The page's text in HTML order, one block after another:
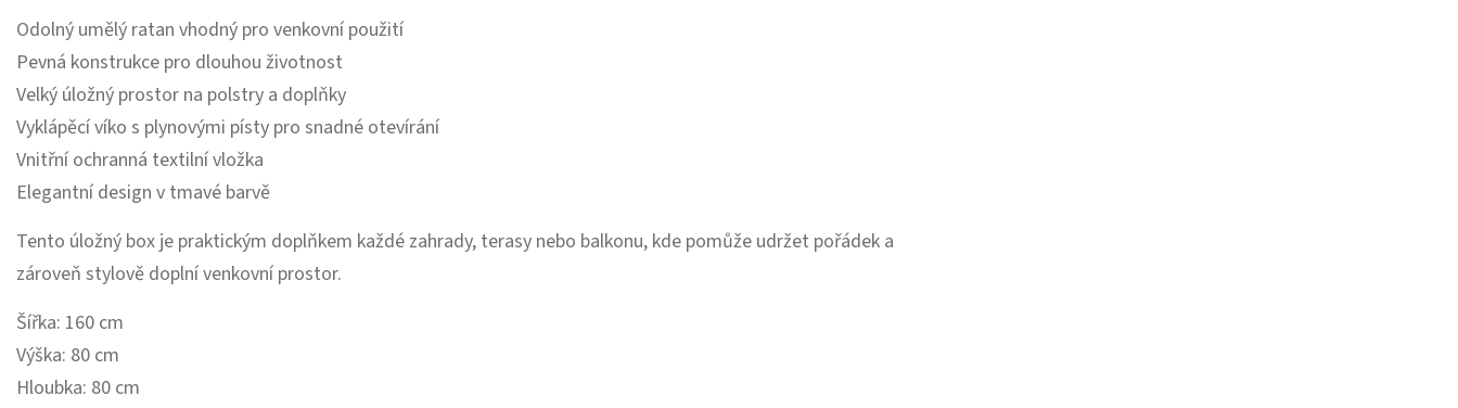
Odolný umělý ratan vhodný pro venkovní použití
Pevná konstrukce pro dlouhou životnost
Velký úložný prostor na polstry a doplňky
Vyklápěcí víko s plynovými písty pro snadné otevírání
Vnitřní ochranná textilní vložka
Elegantní design v tmavé barvě
Tento úložný box je praktickým doplňkem každé zahrady, terasy nebo balkonu, kde pomůže udržet pořádek a
zároveň stylově doplní venkovní prostor.
Šířka: 160 cm
Výška: 80 cm
Hloubka: 80 cm